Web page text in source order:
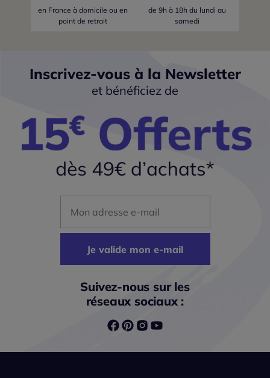
en France à domicile ou en
point de retrait
de 9h à 18h du lundi au
samedi
Inscrivez-vous à la Newsletter
et bénéficiez de
Je valide mon e-mail
Suivez-nous sur les
réseaux sociaux :